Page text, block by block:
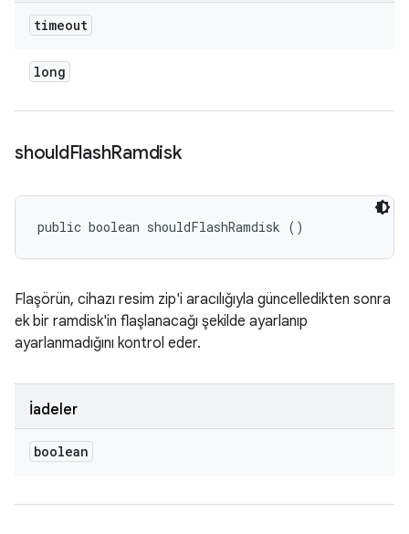
timeout
long
shouldFlashRamdisk
public boolean shouldFlashRamdisk ()
Flaşörün, cihazı resim zip'i aracılığıyla güncelledikten sonra
ek bir ramdisk'in flaşlanacağı şekilde ayarlanıp
ayarlanmadığını kontrol eder.
İadeler
boolean